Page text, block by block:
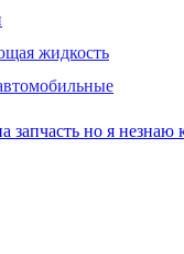
жидкость
запчасть но я незнаю